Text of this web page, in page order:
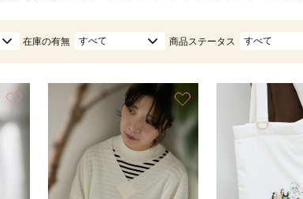
在庫の有無 すべて 商品ステータス すべて